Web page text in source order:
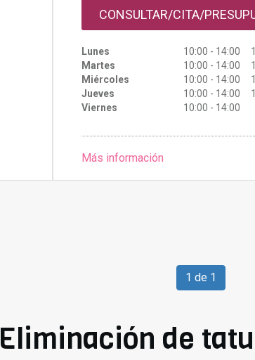
CONSULTAR/CITA/
Lunes
10:00 - 14:00
Martes
10:00 - 14:00
Miércoles
10:00 - 14:00
Jueves
10:00 - 14:00
Viernes
10:00 - 14:00
Más información
1 de 1
Eliminación de